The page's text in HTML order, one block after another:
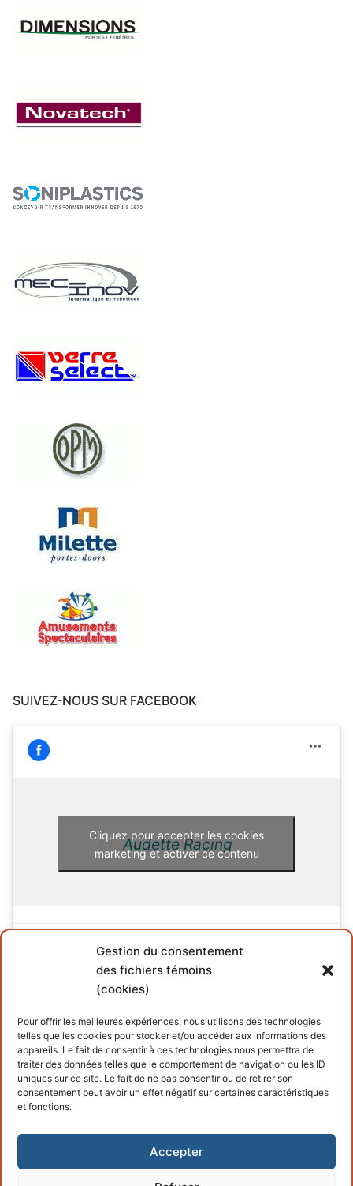
Gestion du consentement
des fichiers témoins
(cookies)
Pour offrir les meilleures expériences, nous utilisons des technologies
telles que les cookies pour stocker et/ou accéder aux informations des
appareils. Le fait de consentir à ces technologies nous permettra de
traiter des données telles que le comportement de navigation ou les ID
uniques sur ce site. Le fait de ne pas consentir ou de retirer son
consentement peut avoir un effet négatif sur certaines caractéristiques
et fonctions.
Accepter
SUIVEZ-NOUS SUR FACEBOOK
Audette Racing
Cliquez pour accepter les cookies
marketing et activer ce contenu
INFORMATIONS
Conditions générales
Politique de cookies